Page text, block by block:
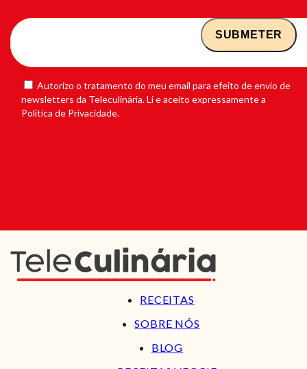
Autorizo o tratamento do meu email para efeito de envio de
newsletters da Teleculinária. Li e aceito expressamente a
Política de Privacidade.
RECEITAS
SOBRE NÓS
BLOG